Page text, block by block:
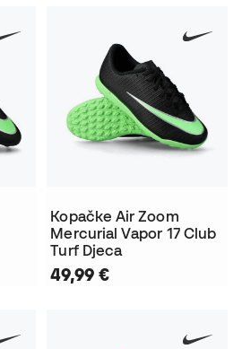
Kopačke Air Zoom
Mercurial Vapor 17 Club
Turf Djeca
49,99 €